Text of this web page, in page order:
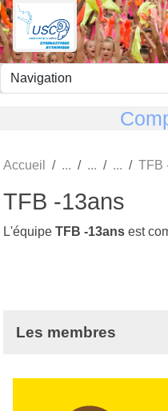
Accueil TFB
TFB -13ans
L'équipe TFB -13ans est
Les membres
Panneau de gestion des